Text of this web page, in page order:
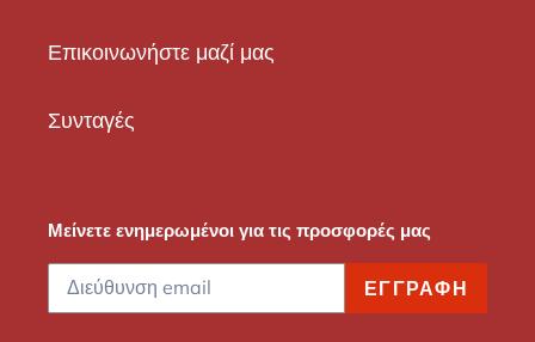
Επικοινωνήστε μαζί μας
Συνταγές
Μείνετε ενημερωμένοι για τις προσφορές μας
ΕΓΓΡΑΦΉ